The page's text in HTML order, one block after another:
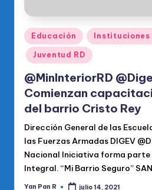
Publicado
en
Educación
Juventud RD
@MinInteriorRD
Comienzan
del barrio Cristo Rey
Dirección General de las
las Fuerzas Armadas DIGEV
Nacional Iniciativa forma
Integral. “Mi Barrio Seguro”
Yan Pan R julio 14, 2021